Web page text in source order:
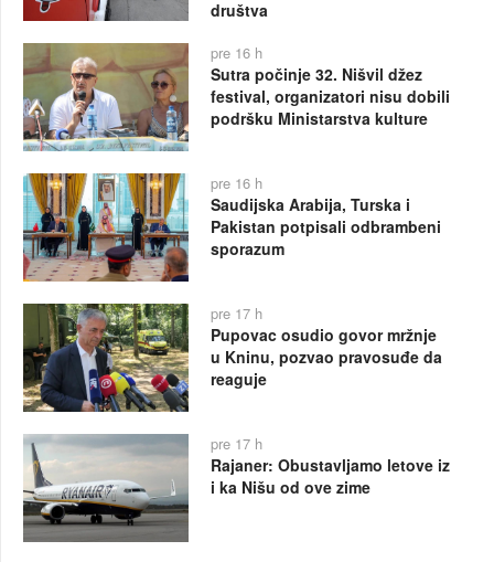
društva
pre 16 h
Sutra počinje 32. Nišvil džez
festival, organizatori nisu dobili
podršku Ministarstva kulture
pre 16 h
Saudijska Arabija, Turska i
Pakistan potpisali odbrambeni
sporazum
pre 17 h
Pupovac osudio govor mržnje
u Kninu, pozvao pravosuđe da
reaguje
pre 17 h
Rajaner: Obustavljamo letove iz
i ka Nišu od ove zime